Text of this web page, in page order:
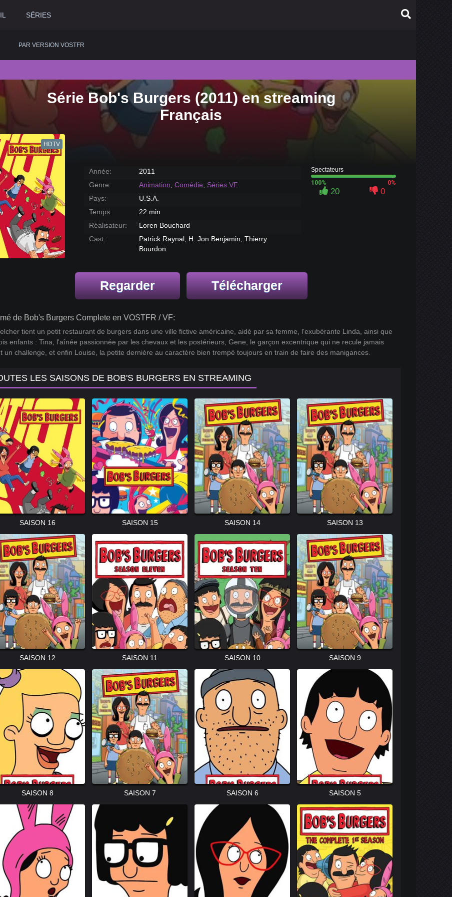
SÉRIES
Historique
Musical
Romance
Science fiction
2017
2016
2015 2010
PAR VERSION VOSTFR
Série Bob's Burgers (2011) en streaming
Français
HDTV
Année:
2011
Genre:
Animation, Comédie, Séries VF
Pays:
U.S.A.
Temps:
22 min
Réalisateur:
Loren Bouchard
Cast:
Patrick Raynal, H. Jon Benjamin, Thierry
Bourdon
Spectateurs
100%
0%
20 0
Regarder Télécharger
de Bob's Burgers Complete en VOSTFR / VF:
tient un petit restaurant de burgers dans une ville fictive américaine, aidé par sa femme, l'exubérante Linda, ainsi que
enfants : Tina, l'aînée passionnée par les chevaux et les postérieurs, Gene, le garçon excentrique qui ne recule jamais
un challenge, et enfin Louise, la petite dernière au caractère bien trempé toujours en train de faire des manigances.
LES SAISONS DE BOB'S BURGERS EN STREAMING
SAISON 16 SAISON 15 SAISON 14 SAISON 13
SAISON 12 SAISON 11 SAISON 10 SAISON 9
SAISON 8 SAISON 7 SAISON 6 SAISON 5